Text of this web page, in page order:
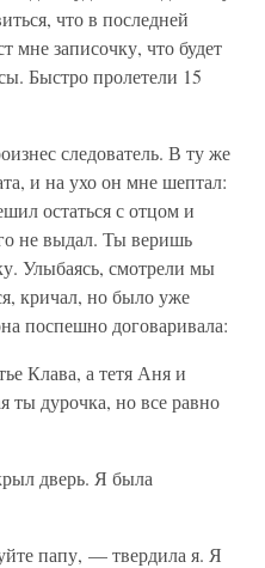
что в последней
мне записочку, что будет
Быстро пролетели 15
следователь. В ту же
и на ухо он мне шептал:
остаться с отцом и
не выдал. Ты веришь
Улыбаясь, смотрели мы
кричал, но было уже
поспешно договаривала:
Клава, а тетя Аня и
дурочка, но все равно
дверь. Я была
папу, — твердила я. Я